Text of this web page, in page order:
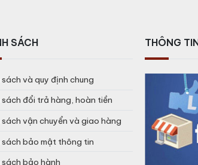
SÁCH
sách và quy định chung
sách đổi trả hàng, hoàn tiền
sách vận chuyển và giao hàng
sách bảo mật thông tin
sách bảo hành
THÔNG